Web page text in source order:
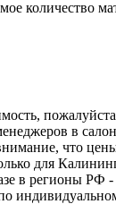
количество
в
что
для
в регионы РФ